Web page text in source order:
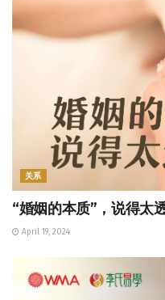
关系
“婚姻的本质”，说得太
April 19, 2024